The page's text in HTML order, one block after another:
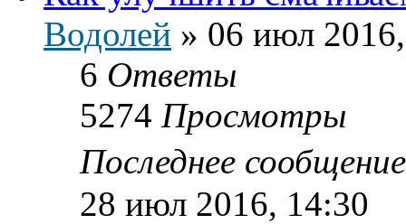
Водолей » 06 июл
6 Ответы
5274 Просмотры
Последнее
28 июл 2016, 14:30